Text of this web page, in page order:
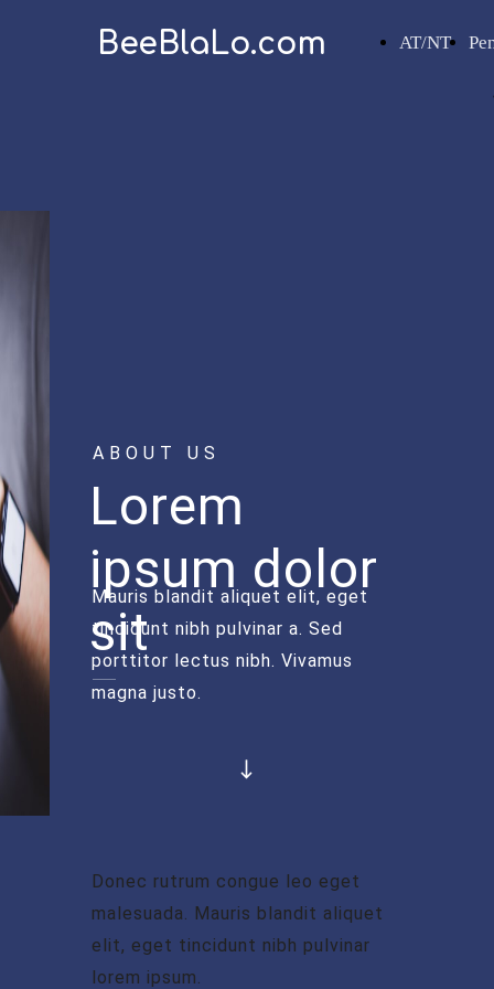
AT/NT
BeeBlaLo.com
ABOUT US
Lorem
ipsum dolor
sit
Mauris blandit aliquet elit, eget
tincidunt nibh pulvinar a. Sed
porttitor lectus nibh. Vivamus
magna justo.
Donec rutrum congue leo eget
malesuada. Mauris blandit aliquet
elit, eget tincidunt nibh pulvinar
lorem ipsum.